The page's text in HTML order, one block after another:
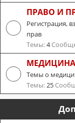
ПРАВО И
Регистрация,
прав
Темы:4
МЕДИЦИНА
Темы о
Темы:25